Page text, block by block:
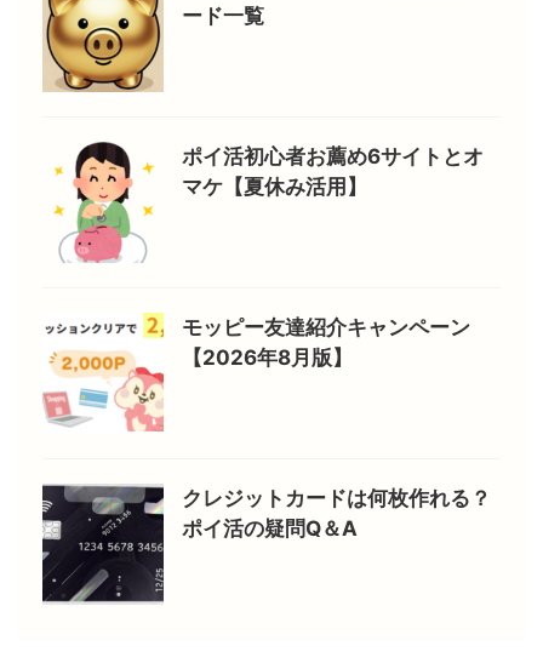
ード一覧
ポイ活初心者お薦め6サイトとオ
マケ【夏休み活用】
モッピー友達紹介キャンペーン
【2026年8月版】
クレジットカードは何枚作れる？
ポイ活の疑問Q＆A